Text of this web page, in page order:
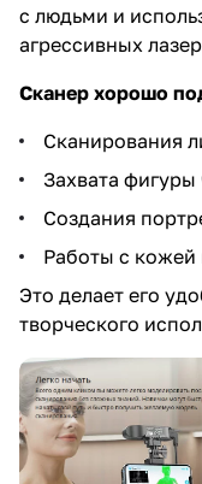
с людьми и
агрессивных
Сканер хорошо
Сканирования
Захвата фигуры
Создания
Работы с
Это делает его
творческого